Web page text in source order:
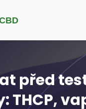
před
THCP,